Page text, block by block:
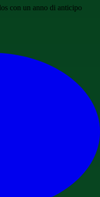
con un anno di anticipo